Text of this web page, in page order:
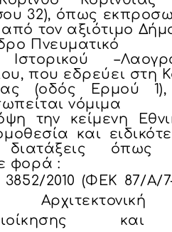
32), όπως
τον αξιότιμο
Πνευματικό
που εδρεύει στη
(οδός Ερμού
νόμιμα
την κείμενη
και
όπως
φορά :
2010 (ΦΕΚ 87/Α/7-